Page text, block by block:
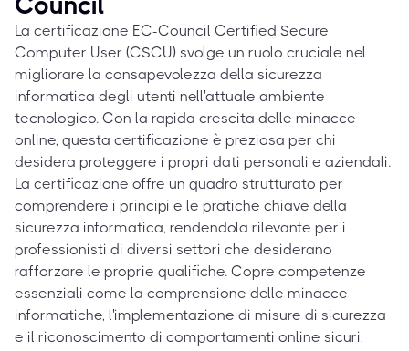
La certificazione EC-Council Certified Secure
Computer User (CSCU) svolge un ruolo cruciale nel
migliorare la consapevolezza della sicurezza
informatica degli utenti nell'attuale ambiente
tecnologico. Con la rapida crescita delle minacce
online, questa certificazione è preziosa per chi
desidera proteggere i propri dati personali e aziendali.
La certificazione offre un quadro strutturato per
comprendere i principi e le pratiche chiave della
sicurezza informatica, rendendola rilevante per i
professionisti di diversi settori che desiderano
rafforzare le proprie qualifiche. Copre competenze
essenziali come la comprensione delle minacce
informatiche, l'implementazione di misure di sicurezza
e il riconoscimento di comportamenti online sicuri,